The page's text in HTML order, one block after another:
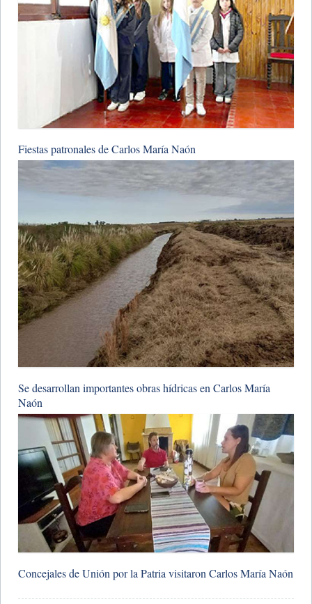
​Fiestas patronales de Carlos María Naón
Se desarrollan importantes obras hídricas en Carlos María
Naón
Concejales de Unión por la Patria visitaron Carlos María Naón